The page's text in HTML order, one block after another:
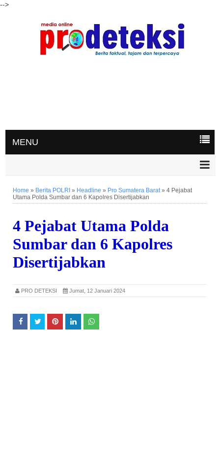
-->
MENU
Home » Berita POLRI » Headline » Pro Sumatera Barat»4 Pejabat
Utama Polda Sumbar dan 6 Kapolres Disertijabkan
4 Pejabat Utama Polda
Sumbar dan 6 Kapolres
Disertijabkan
PRO DETEKSI Jumat, 12 Januari 2024